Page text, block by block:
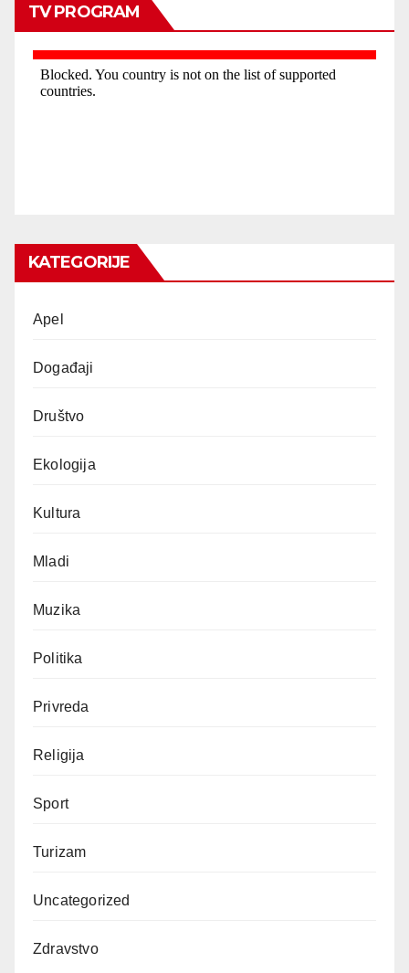
TV PROGRAM
KATEGORIJE
Apel
Događaji
Društvo
Ekologija
Kultura
Mladi
Muzika
Politika
Privreda
Religija
Sport
Turizam
Uncategorized
Zdravstvo